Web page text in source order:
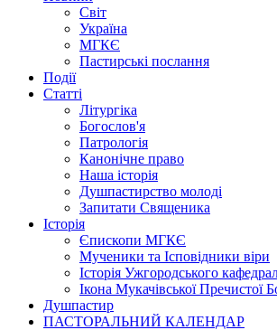
Світ
Україна
МГКЄ
Пастирські послання
Події
Статті
Літургіка
Богослов'я
Патрологія
Канонічне право
Наша історія
Душпастирство молоді
Запитати Священика
Історія
Єпископи МГКЄ
Мученики та Ісповідники віри
Історія Ужгородського
Ікона Мукачівської Пречистої
Душпастир
ПАСТОРАЛЬНИЙ КАЛЕНДАР